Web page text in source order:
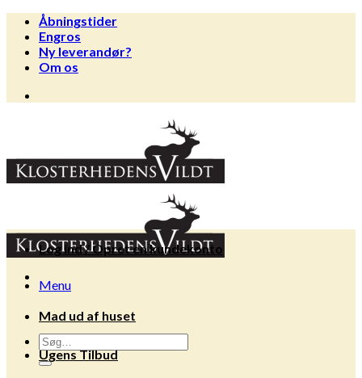
Fortsæt
indhold
Åbningstider
Engros
Ny leverandør?
Om os
Menu
Søg
efter:
Log ind / Opret en kundekonto
Mad ud af huset
Ugens Tilbud